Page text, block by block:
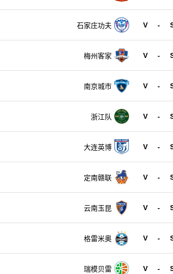
石家庄功夫 V -
梅州客家 V -
南京城市 V -
浙江队 V -
大连英博 V -
定南赣联 V -
云南玉昆 V -
格雷米奥 V -
瑞模贝雷 V -